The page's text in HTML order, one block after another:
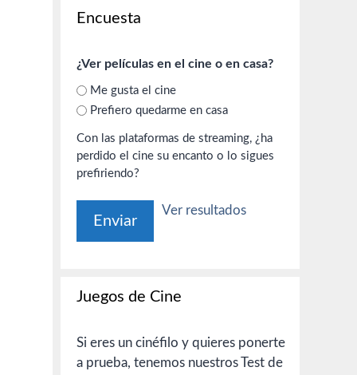
Encuesta
¿Ver películas en el cine o en casa?
Me gusta el cine
Prefiero quedarme en casa
Con las plataformas de streaming, ¿ha
perdido el cine su encanto o lo sigues
prefiriendo?
Ver resultados
Juegos de Cine
Si eres un cinéfilo y quieres ponerte
a prueba, tenemos nuestros Test de